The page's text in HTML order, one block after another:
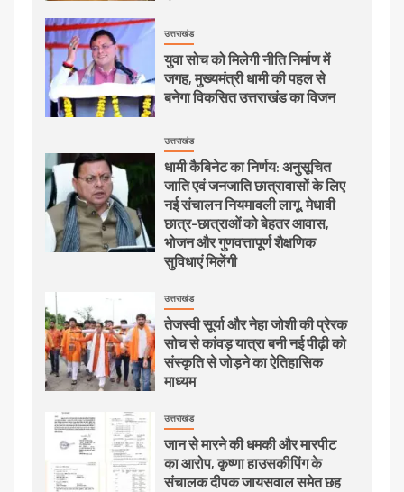
उत्तराखंड
युवा सोच को मिलेगी नीति निर्माण में
जगह, मुख्यमंत्री धामी की पहल से
बनेगा विकसित उत्तराखंड का विजन
उत्तराखंड
धामी कैबिनेट का निर्णय: अनुसूचित
जाति एवं जनजाति छात्रावासों के लिए
नई संचालन नियमावली लागू, मेधावी
छात्र-छात्राओं को बेहतर आवास,
भोजन और गुणवत्तापूर्ण शैक्षणिक
सुविधाएं मिलेंगी
उत्तराखंड
तेजस्वी सूर्या और नेहा जोशी की प्रेरक
सोच से कांवड़ यात्रा बनी नई पीढ़ी को
संस्कृति से जोड़ने का ऐतिहासिक
माध्यम
उत्तराखंड
जान से मारने की धमकी और मारपीट
का आरोप, कृष्णा हाउसकीपिंग के
संचालक दीपक जायसवाल समेत छह